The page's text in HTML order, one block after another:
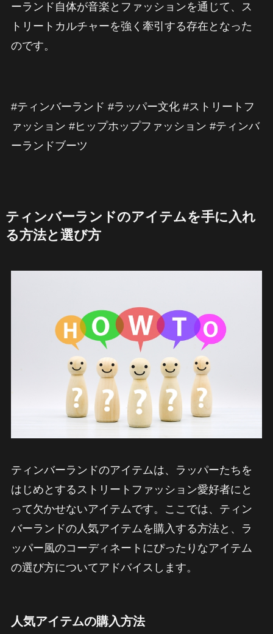
ーランド自体が音楽とファッションを通じて、ス
トリートカルチャーを強く牽引する存在となった
のです。
#ティンバーランド #ラッパー文化 #ストリートフ
ァッション #ヒップホップファッション #ティンバ
ーランドブーツ
ティンバーランドのアイテムを手に入れ
る方法と選び方
ティンバーランドのアイテムは、ラッパーたちを
はじめとするストリートファッション愛好者にと
って欠かせないアイテムです。ここでは、ティン
バーランドの人気アイテムを購入する方法と、ラ
ッパー風のコーディネートにぴったりなアイテム
の選び方についてアドバイスします。
人気アイテムの購入方法